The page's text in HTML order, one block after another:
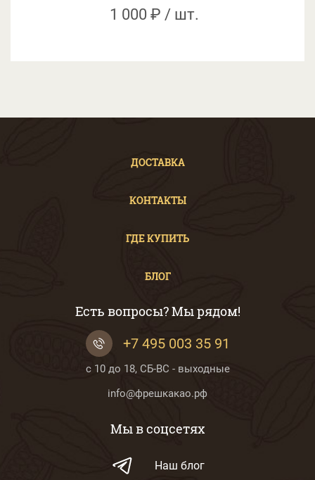
1 000 ₽ / шт.
ДОСТАВКА
КОНТАКТЫ
ГДЕ КУПИТЬ
БЛОГ
Есть вопросы? Мы рядом!
+7 495 003 35 91
с 10 до 18, СБ-ВС - выходные
info@фрешкакао.рф
Мы в соцсетях
Наш блог